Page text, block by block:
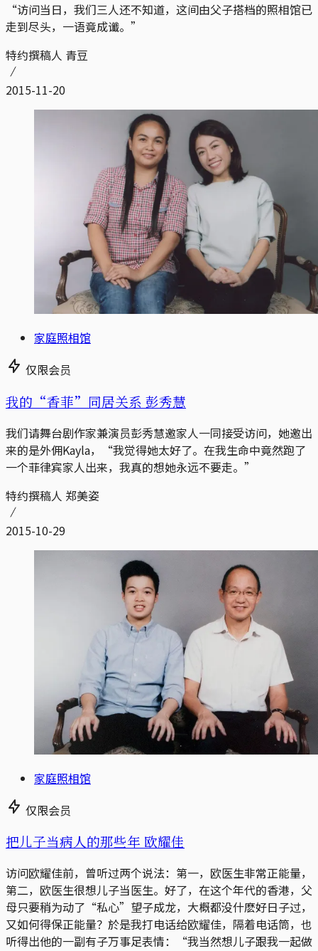
“访问当日，我们三人还不知道，这间由父子搭档的照相馆已
走到尽头，一语竟成谶。”
特约撰稿人 青豆
2015-11-20
家庭照相馆
仅限会员
我的“香菲”同居关系 彭秀慧
我们请舞台剧作家兼演员彭秀慧邀家人一同接受访问，她邀出
来的是外佣Kayla，“我觉得她太好了。在我生命中竟然跑了
一个菲律宾家人出来，我真的想她永远不要走。”
特约撰稿人 郑美姿
2015-10-29
家庭照相馆
仅限会员
把儿子当病人的那些年 欧耀佳
访问欧耀佳前，曾听过两个说法：第一，欧医生非常正能量，
第二，欧医生很想儿子当医生。好了，在这个年代的香港，父
母只要稍为动了“私心”望子成龙，大概都没什麽好日子过，
又如何得保正能量？於是我打电话给欧耀佳，隔着电话筒，也
听得出他的一副有子万事足表情：“我当然想儿子跟我一起做